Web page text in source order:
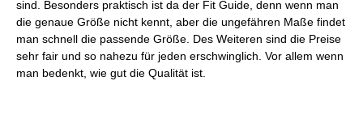
sind. Besonders praktisch ist da der Fit Guide, denn wenn man
die genaue Größe nicht kennt, aber die ungefähren Maße findet
man schnell die passende Größe. Des Weiteren sind die Preise
sehr fair und so nahezu für jeden erschwinglich. Vor allem wenn
man bedenkt, wie gut die Qualität ist.